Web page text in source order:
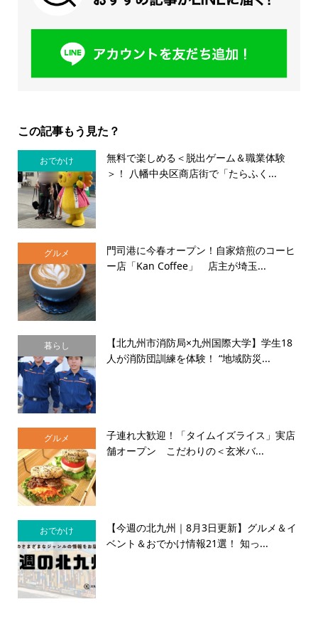
この記事もう見た？
おでかけ
無料で楽しめる＜脱出ゲーム＆職業体験
＞！ 八幡中央区商店街で「たらふく...
グルメ
門司港に今春オープン！自家焙煎のコーヒ
ー店「Kan Coffee」 店主が埼玉...
暮らし
【北九州市消防局×九州国際大学】学生18
人が消防団訓練を体験！ “地域防災...
グルメ
子連れ大歓迎！「タイムイズライス」実店
舗オープン こだわりの＜玄米バ...
おでかけ
【今週の北九州｜8月3日更新】グルメ＆イ
ベント＆おでかけ情報21選！ 知っ...